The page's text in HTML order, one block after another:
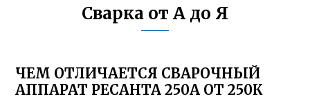
Сварка от А до Я
ЧЕМ ОТЛИЧАЕТСЯ СВАРОЧНЫЙ
АППАРАТ РЕСАНТА 250А ОТ 250К